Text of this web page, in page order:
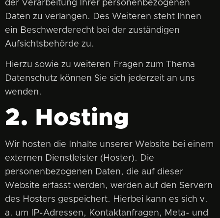
der Verarbeitung Ihrer personenbezogenen
Daten zu verlangen. Des Weiteren steht Ihnen
ein Beschwerderecht bei der zuständigen
Aufsichtsbehörde zu.
Hierzu sowie zu weiteren Fragen zum Thema
Datenschutz können Sie sich jederzeit an uns
wenden.
2. Hosting
Wir hosten die Inhalte unserer Website bei einem
externen Dienstleister (Hoster). Die
personenbezogenen Daten, die auf dieser
Website erfasst werden, werden auf den Servern
des Hosters gespeichert. Hierbei kann es sich v.
a. um IP-Adressen, Kontaktanfragen, Meta- und